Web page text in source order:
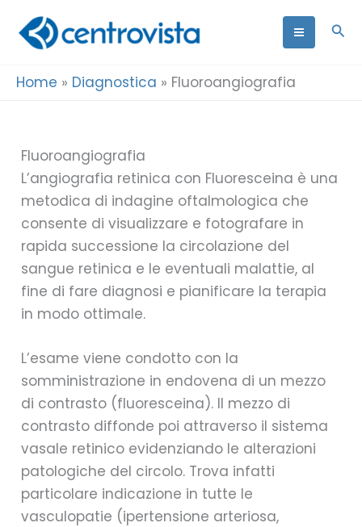
contenuto
Home » Diagnostica » Fluoroangiografia
Fluoroangiografia
L’angiografia retinica con Fluoresceina è una
metodica di indagine oftalmologica che
consente di visualizzare e fotografare in
rapida successione la circolazione del
sangue retinica e le eventuali malattie, al
fine di fare diagnosi e pianificare la terapia
in modo ottimale.
L’esame viene condotto con la
somministrazione in endovena di un mezzo
di contrasto (fluoresceina). Il mezzo di
contrasto diffonde poi attraverso il sistema
vasale retinico evidenziando le alterazioni
patologiche del circolo. Trova infatti
particolare indicazione in tutte le
vasculopatie (ipertensione arteriosa,